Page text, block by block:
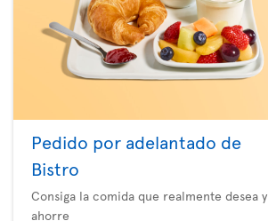
Pedido por adelantado de
Bistro
Consiga la comida que realmente desea y
ahorre